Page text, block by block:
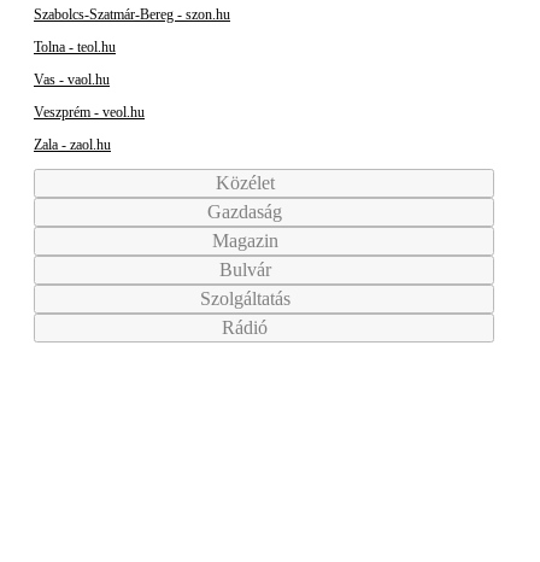
Szabolcs-Szatmár-Bereg - szon.hu
Tolna - teol.hu
Vas - vaol.hu
Veszprém - veol.hu
Zala - zaol.hu
Közélet
Gazdaság
Magazin
Bulvár
Szolgáltatás
Rádió